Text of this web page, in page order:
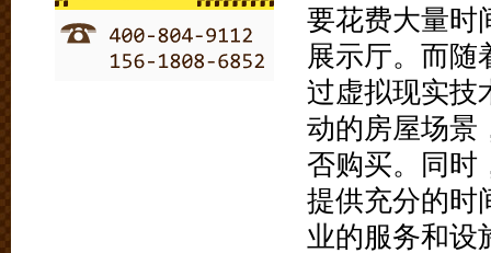
要花费大量时
展示厅。而随
过虚拟现实技
动的房屋场景
否购买。同时
提供充分的时
业的服务和设